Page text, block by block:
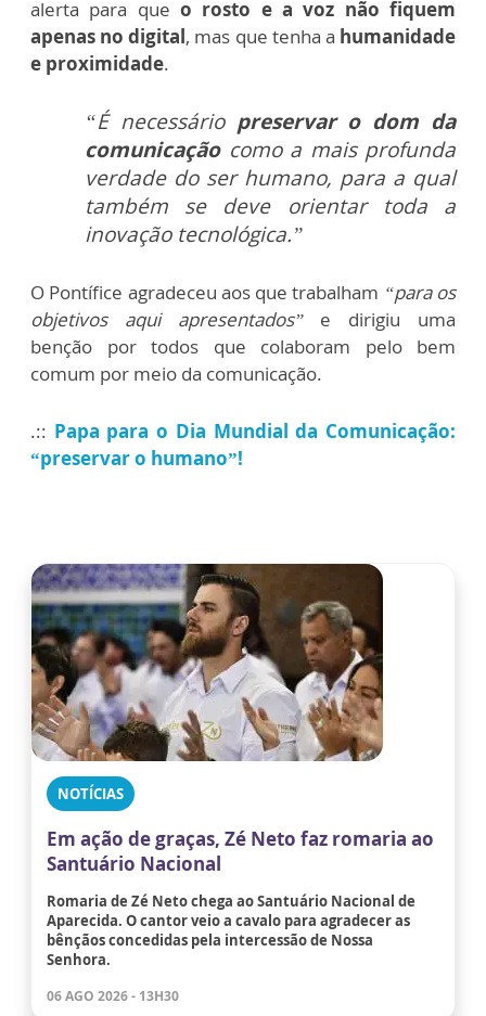
alerta para que o rosto e a voz não fiquem
apenas no digital, mas que tenha a humanidade
e proximidade.
“É necessário preservar o dom da
comunicação como a mais profunda
verdade do ser humano, para a qual
também se deve orientar toda a
inovação tecnológica.”
O Pontífice agradeceu aos que trabalham “para os
objetivos aqui apresentados”e dirigiu uma
benção por todos que colaboram pelo bem
comum por meio da comunicação.
.:: Papa para o Dia Mundial da Comunicação:
“preservar o humano”!
NOTÍCIAS
Em ação de graças, Zé Neto faz romaria ao
Santuário Nacional
Romaria de Zé Neto chega ao Santuário Nacional de
Aparecida. O cantor veio a cavalo para agradecer as
bênçãos concedidas pela intercessão de Nossa
Senhora.
06 AGO 2026 - 13H30